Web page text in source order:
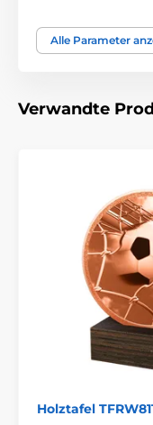
Alle Parameter
Verwandte
Holztafel